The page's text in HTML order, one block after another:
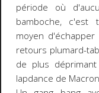
période où
bamboche, c'est
moyen
retours plumard-
de plus
lapdance de